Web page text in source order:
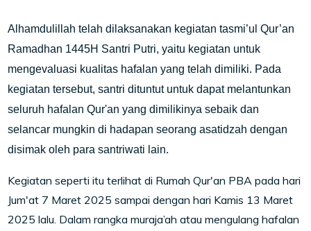
Alhamdulillah telah dilaksanakan kegiatan tasmi’ul Qur’an
Ramadhan 1445H Santri Putri, yaitu kegiatan untuk
mengevaluasi kualitas hafalan yang telah dimiliki. Pada
kegiatan tersebut, santri dituntut untuk dapat melantunkan
seluruh hafalan Qur'an yang dimilikinya sebaik dan
selancar mungkin di hadapan seorang asatidzah dengan
disimak oleh para santriwati lain.
Kegiatan seperti itu terlihat di Rumah Qur'an PBA pada hari
Jum'at 7 Maret 2025 sampai dengan hari Kamis 13 Maret
2025 lalu. Dalam rangka muraja’ah atau mengulang hafalan